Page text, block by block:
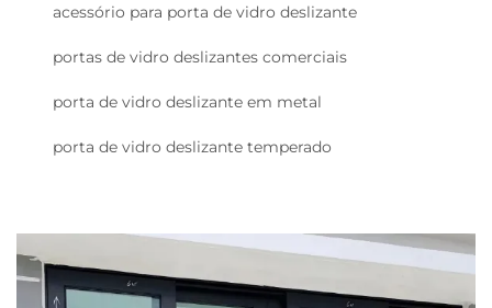
acessório para porta de vidro deslizante
portas de vidro deslizantes comerciais
porta de vidro deslizante em metal
porta de vidro deslizante temperado